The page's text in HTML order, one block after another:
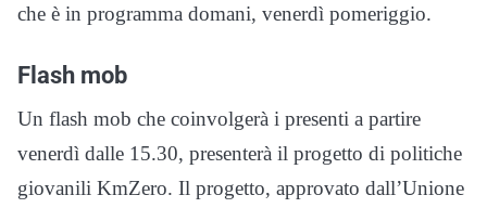
che è in programma domani, venerdì pomeriggio.
Flash mob
Un flash mob che coinvolgerà i presenti a partire
venerdì dalle 15.30, presenterà il progetto di politiche
giovanili KmZero. Il progetto, approvato dall’Unione